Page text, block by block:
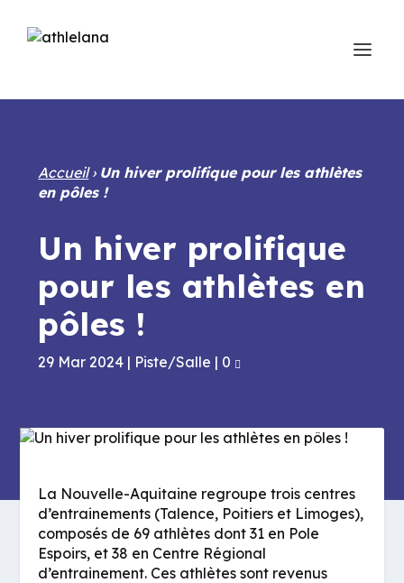
Accueil› Un hiver prolifique pour les athlètes
en pôles !
Un hiver prolifique
pour les athlètes en
pôles !
29 Mar 2024 | Piste/Salle | 0
La Nouvelle-Aquitaine regroupe trois centres
d’entrainements (Talence, Poitiers et Limoges),
composés de 69 athlètes dont 31 en Pole
Espoirs, et 38 en Centre Régional
d’entrainement. Ces athlètes sont revenus